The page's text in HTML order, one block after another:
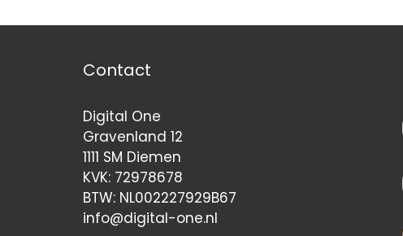
Contact
Digital One
Gravenland 12
1111 SM Diemen
KVK: 72978678
BTW: NL002227929B67
info@digital-one.nl